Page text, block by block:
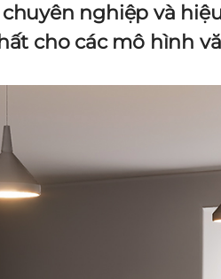
nghiệp và
cho các mô hình